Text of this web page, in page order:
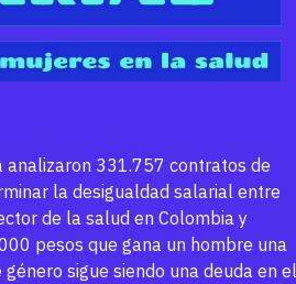
analizaron 331.757 contratos de
la desigualdad salarial entre
de la salud en Colombia y
pesos que gana un hombre una
sigue siendo una deuda en el